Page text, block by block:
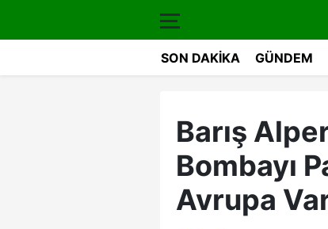
SON DAKIKA GÜNDEM
Barış
Bombayı
Avrupa